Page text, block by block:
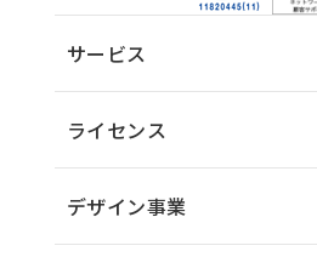
サービス
ライセンス
デザイン事業